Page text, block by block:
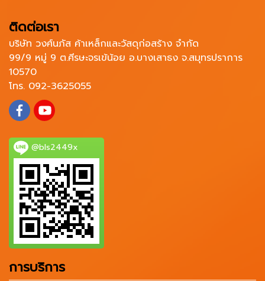
ติดต่อเรา
บริษัท วงศ์นภัส ค้าเหล็กและวัสดุก่อสร้าง จำกัด
99/9 หมู่ 9 ต.ศีรษะจรเข้น้อย อ.บางเสาธง จ.สมุทรปราการ
10570
โทร. 092-3625055
@bls2449x
การบริการ